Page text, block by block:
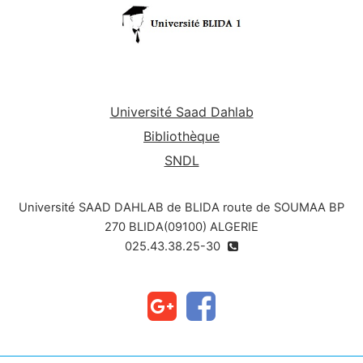
Université Saad Dahlab
Bibliothèque
SNDL
Université SAAD DAHLAB de BLIDA route de SOUMAA BP
270 BLIDA(09100) ALGERIE